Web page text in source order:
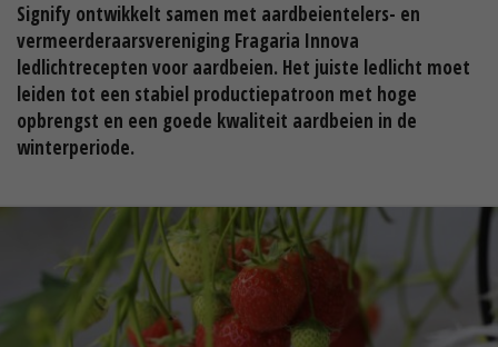
Signify ontwikkelt samen met aardbeientelers- en
vermeerderaarsvereniging Fragaria Innova
ledlichtrecepten voor aardbeien. Het juiste ledlicht moet
leiden tot een stabiel productiepatroon met hoge
opbrengst en een goede kwaliteit aardbeien in de
winterperiode.